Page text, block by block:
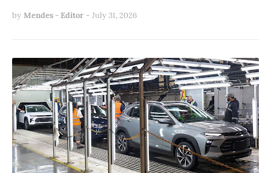
by Mendes - Editor - July 31, 2026